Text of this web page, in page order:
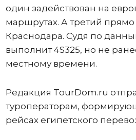
один задействован на
маршрутах. А третий прямо
Краснодара. Судя по
выполнит 4S325, но не
местному времени.
Редакция TourDom.ru
туроператорам,
рейсах египетского